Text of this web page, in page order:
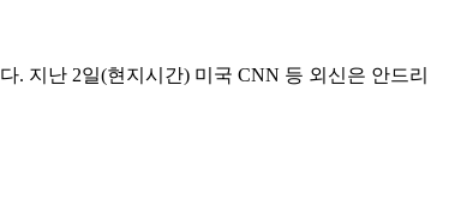
. 지난 2일(현지시간) 미국 CNN 등 외신은 안드리